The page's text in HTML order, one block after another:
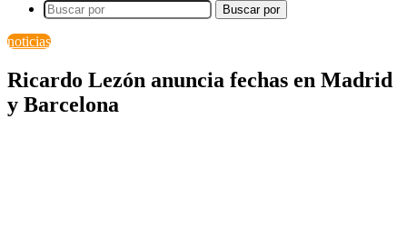
Buscar por
noticias
Ricardo Lezón anuncia fechas en Madrid
y Barcelona